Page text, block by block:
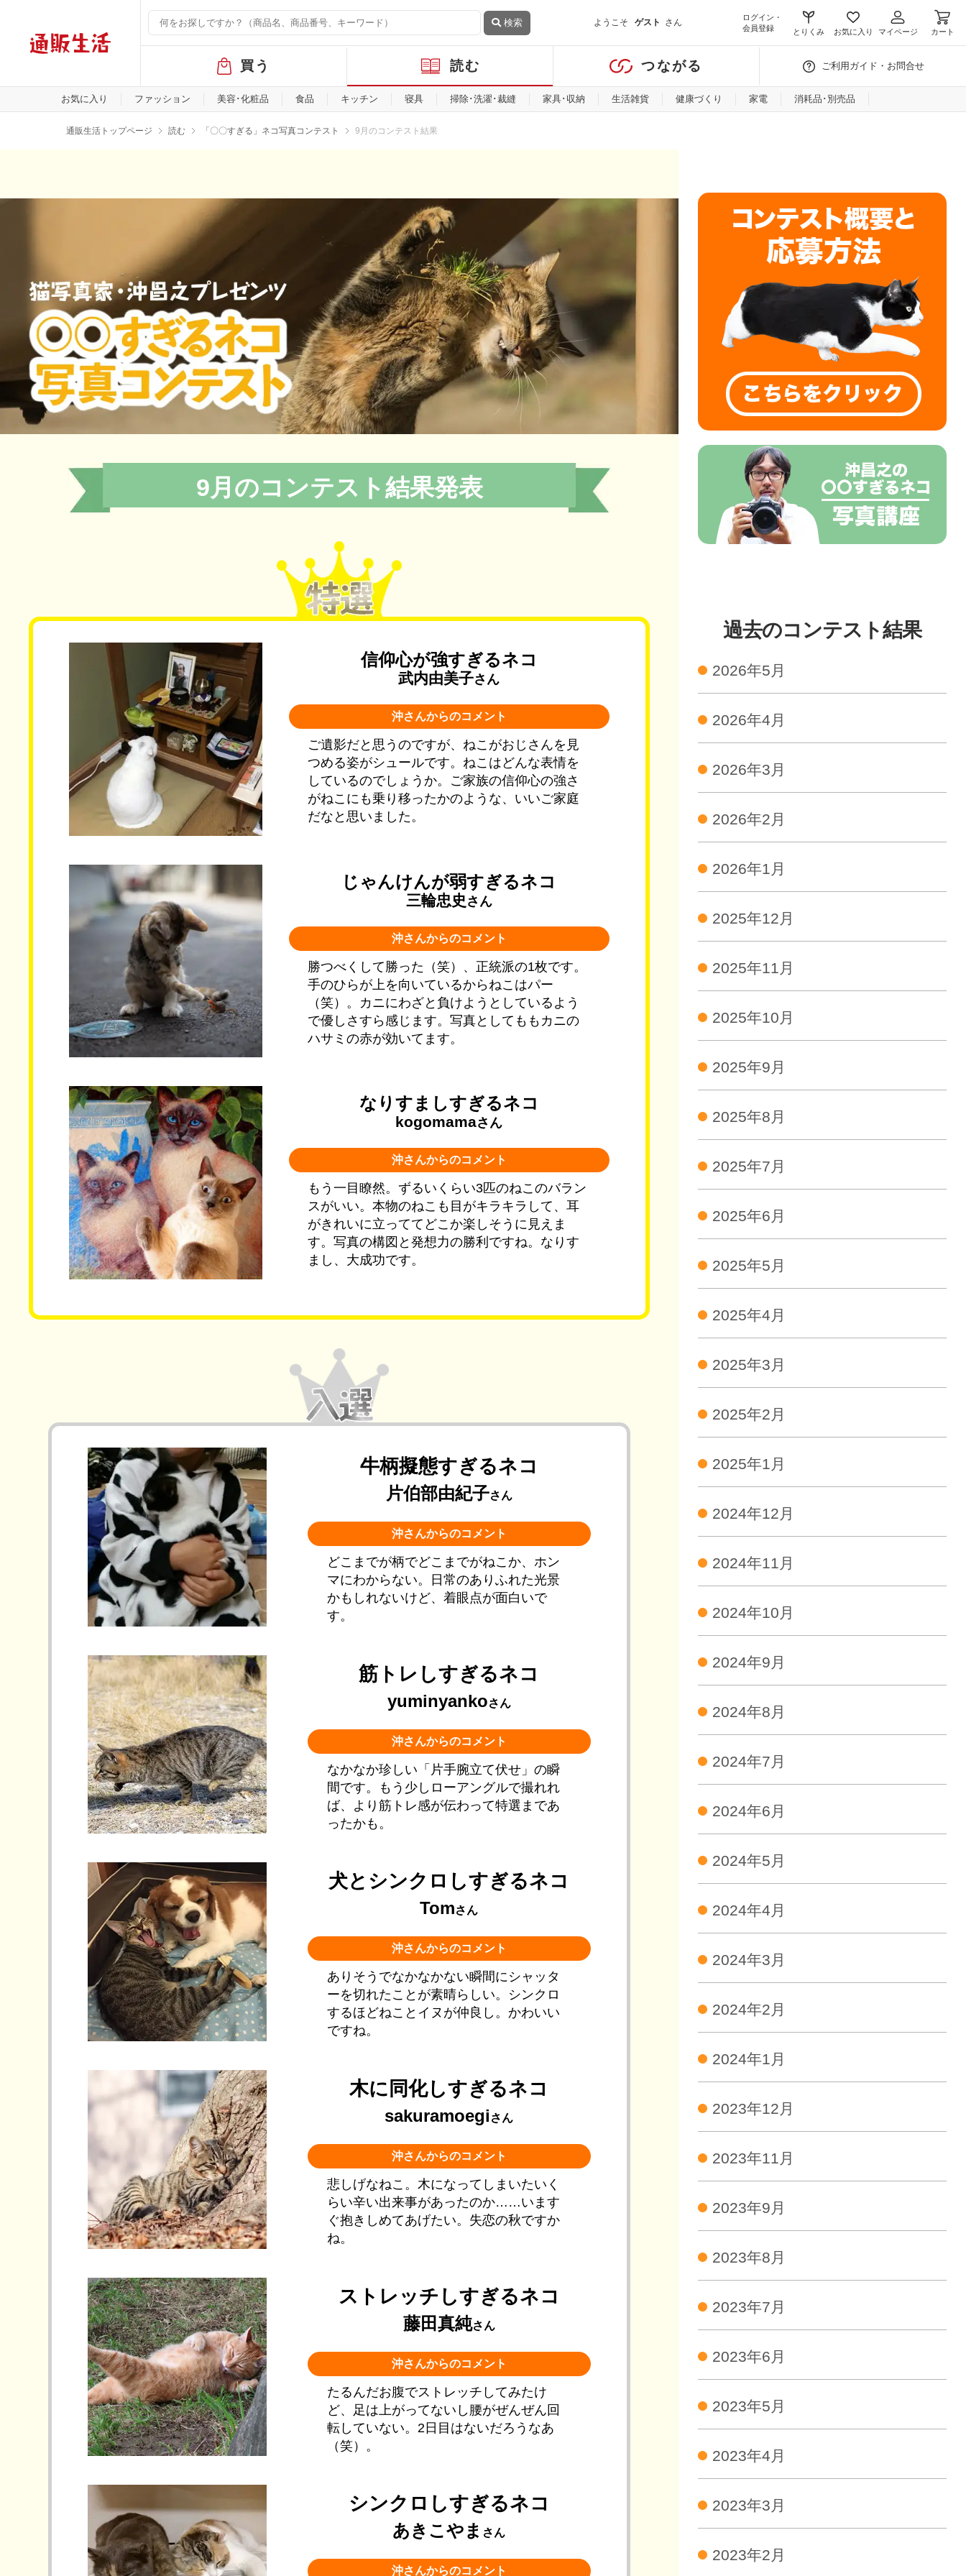
検索 ようこそ ゲスト さん
ログイン・
会員登録
とりくみ お気に入り マイページ カート
バ
ル
メ
買う 読む つながる ご利用ガイド・お問合せ
お気に入り ファッション 美容･化粧品 食品 キッチン 寝具 掃除･洗濯･裁縫 家具･収納 生活雑貨 健康づくり 家電 消耗品･別売品
通販生活トップページ 読む 「〇〇すぎる」ネコ写真コンテスト 9月のコンテスト結果
9月のコンテスト結果発表
信仰心が強すぎるネコ
武内由美子さん
沖さんからのコメント
ご遺影だと思うのですが、ねこがおじさんを見
つめる姿がシュールです。ねこはどんな表情を
しているのでしょうか。ご家族の信仰心の強さ
がねこにも乗り移ったかのような、いいご家庭
だなと思いました。
じゃんけんが弱すぎるネコ
三輪忠史 さん
沖さんからのコメント
勝つべくして勝った（笑）、正統派の1枚です。
手のひらが上を向いているからねこはパー
（笑）。カニにわざと負けようとしているよう
で優しさすら感じます。写真としてももカニの
ハサミの赤が効いてます。
なりすましすぎるネコ
kogomamaさん
沖さんからのコメント
もう一目瞭然。ずるいくらい3匹のねこのバラン
スがいい。本物のねこも目がキラキラして、耳
がきれいに立っててどこか楽しそうに見えま
す。写真の構図と発想力の勝利ですね。なりす
まし、大成功です。
牛柄擬態すぎるネコ
片伯部由紀子さん
沖さんからのコメント
どこまでが柄でどこまでがねこか、ホン
マにわからない。日常のありふれた光景
かもしれないけど、着眼点が面白いで
す。
筋トレしすぎるネコ
yuminyankoさん
沖さんからのコメント
なかなか珍しい「片手腕立て伏せ」の瞬
間です。もう少しローアングルで撮れれ
ば、より筋トレ感が伝わって特選まであ
ったかも。
犬とシンクロしすぎるネコ
Tomさん
沖さんからのコメント
ありそうでなかなかない瞬間にシャッタ
ーを切れたことが素晴らしい。シンクロ
するほどねことイヌが仲良し。かわいい
ですね。
木に同化しすぎるネコ
sakuramoegi さん
沖さんからのコメント
悲しげなねこ。木になってしまいたいく
らい辛い出来事があったのか……います
ぐ抱きしめてあげたい。失恋の秋ですか
ね。
ストレッチしすぎるネコ
藤田真純さん
沖さんからのコメント
たるんだお腹でストレッチしてみたけ
ど、足は上がってないし腰がぜんぜん回
転していない。2日目はないだろうなあ
（笑）。
シンクロしすぎるネコ
あきこやま さん
沖さんからのコメント
過去のコンテスト結果
2026年5月
2026年4月
2026年3月
2026年2月
2026年1月
2025年12月
2025年11月
2025年10月
2025年9月
2025年8月
2025年7月
2025年6月
2025年5月
2025年4月
2025年3月
2025年2月
2025年1月
2024年12月
2024年11月
2024年10月
2024年9月
2024年8月
2024年7月
2024年6月
2024年5月
2024年4月
2024年3月
2024年2月
2024年1月
2023年12月
2023年11月
2023年9月
2023年8月
2023年7月
2023年6月
2023年5月
2023年4月
2023年3月
2023年2月